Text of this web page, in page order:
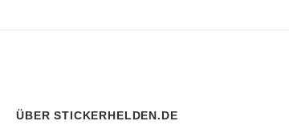
ÜBER STICKERHELDEN.DE